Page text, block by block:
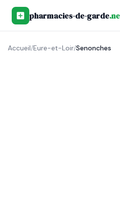
pharmacies-de-garde
Accueil/Eure-et-Loir/Senonches